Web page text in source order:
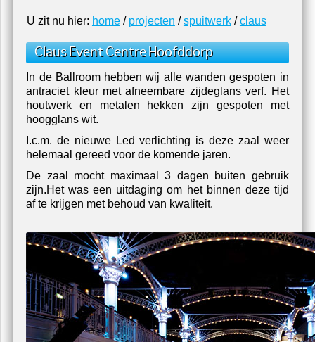
U zit nu hier: home/ projecten /spuitwerk/claus
Claus Event Centre Hoofddorp
In de Ballroom hebben wij alle wanden gespoten in
antraciet kleur met afneembare zijdeglans verf. Het
houtwerk en metalen hekken zijn gespoten met
hoogglans wit.
I.c.m. de nieuwe Led verlichting is deze zaal weer
helemaal gereed voor de komende jaren.
De zaal mocht maximaal 3 dagen buiten gebruik
zijn.Het was een uitdaging om het binnen deze tijd
af te krijgen met behoud van kwaliteit.